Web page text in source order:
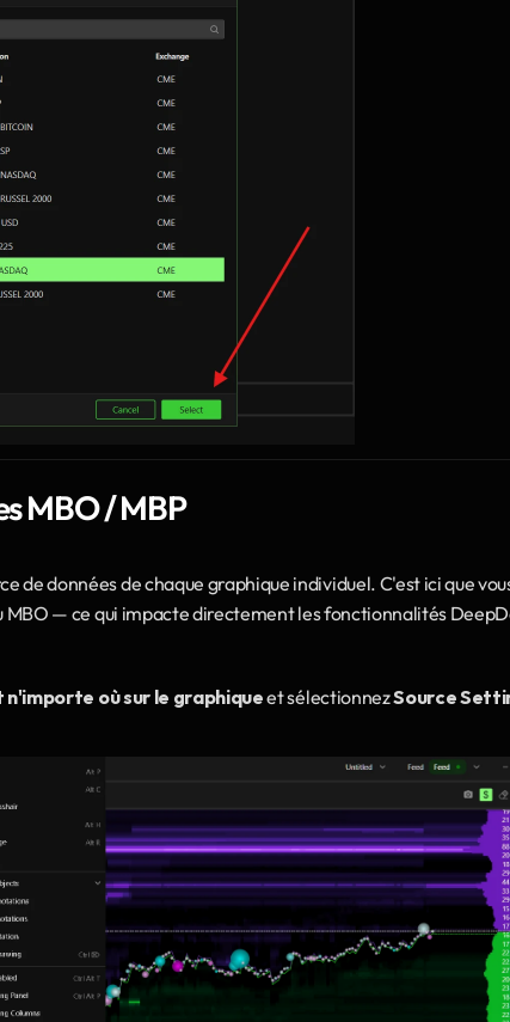
MBO / MBP
de données de chaque graphique individuel. C'est ici que
MBO — ce qui impacte directement les fonctionnalités
où sur le graphique et sélectionnez Source